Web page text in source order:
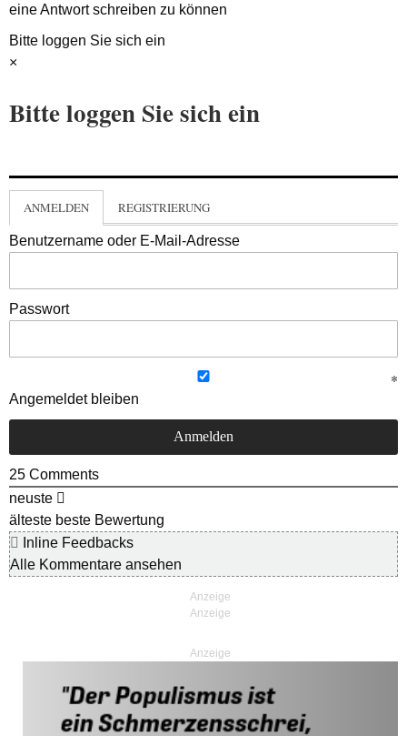
eine Antwort schreiben zu können
Bitte loggen Sie sich ein
×
Bitte loggen Sie sich ein
ANMELDEN REGISTRIERUNG
Benutzername oder E-Mail-Adresse
Passwort
Angemeldet bleiben
25 Comments
neuste
älteste beste Bewertung
Inline Feedbacks
Alle Kommentare ansehen
Anzeige